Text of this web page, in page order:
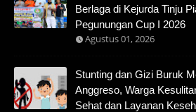
Berlaga di Kejurda Tinju
Pegunungan Cup I 2026
Agustus 01, 2026
Stunting dan Gizi Buruk
Anggreso, Warga
Sehat dan Layanan